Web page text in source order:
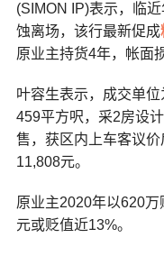
(SIMON IP)表示，临
蚀离场，该行最新促成
原业主持货4年，帐面
叶容生表示，成交单
459平方呎，采2房设
售，获区内上车客议
11,808元。
原业主2020年以620
元或贬值近13%。